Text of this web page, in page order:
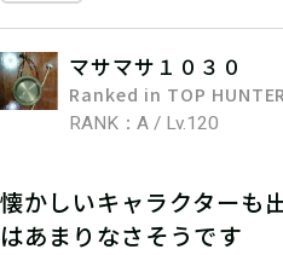
マサマサ１０３０
Ranked in TOP
RANK：A / Lv.120
懐かしいキャラクターも
はあまりなさそうです